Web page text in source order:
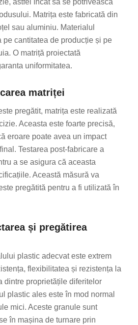
astfel încât să se potrivească
Matrița este fabricată din
sau aluminiu. Materialul
pe cantitatea de producție și pe
O matriță proiectată
uniformitatea.
matriței
pregătit, matrița este realizată
Aceasta este foarte precisă,
eroare poate avea un impact
Testarea post-fabricare a
a se asigura că aceasta
Această măsură va
pregătită pentru a fi utilizată în
și pregătirea
plastic adecvat este extrem
flexibilitatea și rezistența la
dintre proprietățile diferitelor
plastic ales este în mod normal
mici. Aceste granule sunt
în mașina de turnare prin